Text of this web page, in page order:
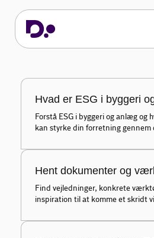
byggeri og
Her finder du viden, værktøjer
komme i gang/videre med at
Hvad er ESG i byggeri
Forstå ESG i byggeri og anlæg og
kan styrke din forretning gennem
Hent dokumenter og
Find vejledninger, konkrete
inspiration til at komme et skridt